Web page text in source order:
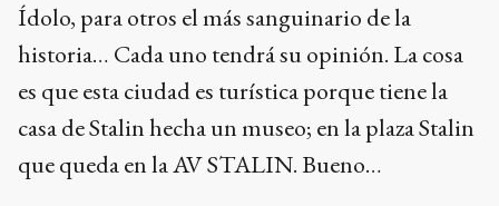
Ídolo, para otros el más sanguinario de la
historia… Cada uno tendrá su opinión. La cosa
es que esta ciudad es turística porque tiene la
casa de Stalin hecha un museo; en la plaza Stalin
que queda en la AV STALIN. Bueno…